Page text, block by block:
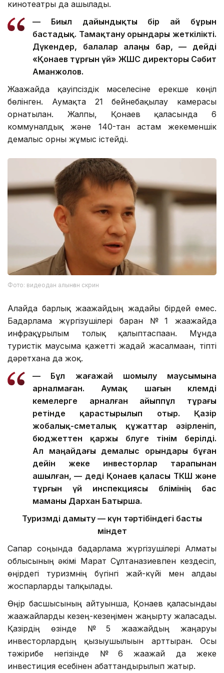
кинотеатры да ашылады.
— Биыл дайындықты бір ай бұрын
бастадық. Тамақтану орындары жеткілікті.
Дүкендер, балалар алаңы бар, — дейді
«Қонаев тұрғын үй» ЖШС директоры Сәбит
Аманжолов.
Жағажайда қауіпсіздік мәселесіне ерекше көңіл
бөлінген. Аумақта 21 бейнебақылау камерасы
орнатылған. Жалпы, Қонаев қаласында 6
коммуналдық және 140-тан астам жекеменшік
демалыс орны жұмыс істейді.
Фото: видеодан алынған скрин
Алайда барлық жағажайдың жағдайы бірдей емес.
Бағдарлама жүргізушілері барған № 1 жағажайда
инфрақұрылым толық қалыптаспаған. Мұнда
туристік маусымға қажетті жағдай жасалмаған, тіпті
дәретхана да жоқ.
— Бұл жағажай шомылу маусымына
арналмаған. Аумақ шағын көлемді
кемелерге арналған айыппұл тұрағы
ретінде қарастырылып отыр. Қазір
жобалық-сметалық құжаттар әзірленіп,
бюджеттен қаржы бөлуге өтінім берілді.
Ал маңайдағы демалыс орындары бұған
дейін жеке инвесторлар тарапынан
ашылған, — деді Қонаев қаласы ТКШ және
тұрғын үй инспекциясы бөлімінің бас
маманы Дархан Батырша.
Туризмді дамыту — күн тәртібіндегі басты
міндет
Сапар соңында бағдарлама жүргізушілері Алматы
облысының әкімі Марат Сұлтанғазиевпен кездесіп,
өңірдегі туризмнің бүгінгі жай-күйі мен алдағы
жоспарларды талқылады.
Өңір басшысының айтуынша, Қонаев қаласындағы
жағажайларды кезең-кезеңімен жаңғырту жалғасады.
Қазірдің өзінде № 5 жағажайдың жаңаруы
инвесторлардың қызығушылығын арттырған. Осы
тәжірибе негізінде № 6 жағажай да жеке
инвестиция есебінен абаттандырылып жатыр.